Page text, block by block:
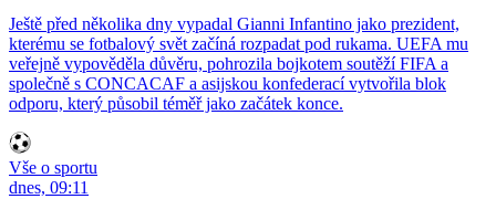
Ještě před několika dny vypadal Gianni Infantino jako prezident,
kterému se fotbalový svět začíná rozpadat pod rukama. UEFA mu
veřejně vypověděla důvěru, pohrozila bojkotem soutěží FIFA a
společně s CONCACAF a asijskou konfederací vytvořila blok
odporu, který působil téměř jako začátek konce.
Vše o sportu
dnes, 09:11